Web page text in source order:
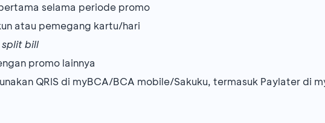
selama periode promo
atau pemegang kartu/hari
split bill
promo lainnya
QRIS di myBCA/BCA mobile/Sakuku, termasuk Paylater di